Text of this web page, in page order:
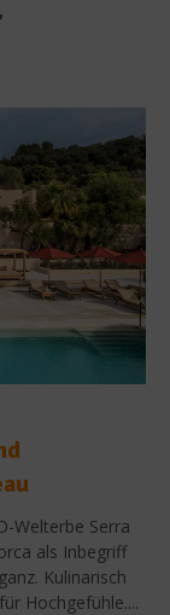
Welterbe Serra
als Inbegriff
Kulinarisch
Hochgefühle....